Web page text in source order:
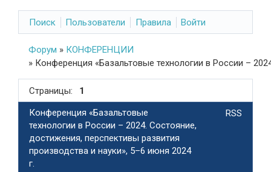
Поиск Пользователи Правила Войти
Форум » КОНФЕРЕНЦИИ
» Конференция «Базальтовые технологии в России –
Страницы: 1
RSS
Конференция «Базальтовые
технологии в России – 2024. Состояние,
достижения, перспективы развития
производства и науки», 5–6 июня 2024
г.